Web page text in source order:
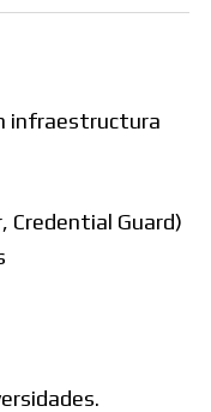
infraestructura
Credential Guard)